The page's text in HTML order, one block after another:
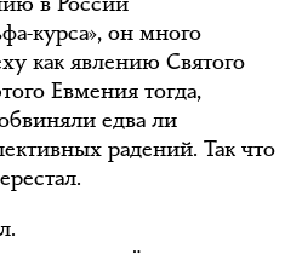
курса», он много
как явлению Святого
Евмения тогда,
едва ли
радений. Так что